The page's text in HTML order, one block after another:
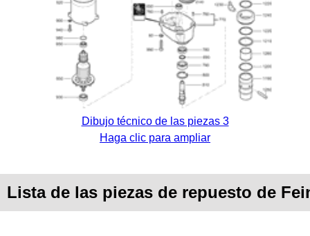
Dibujo técnico de las piezas 3
Haga clic para ampliar
Lista de las piezas de repuesto de